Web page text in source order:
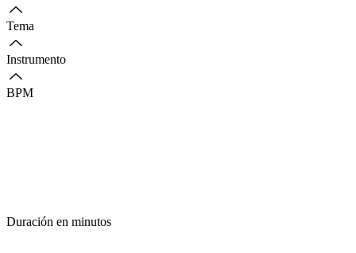
Tema
Instrumento
BPM
Duración en minutos